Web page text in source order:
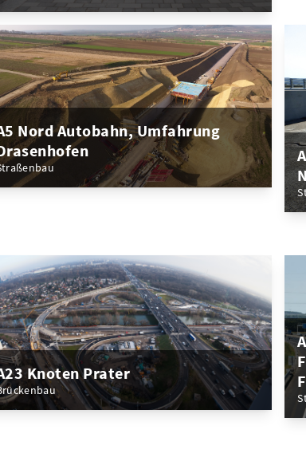
Nord Autobahn, Umfahrung
Knoten Prater